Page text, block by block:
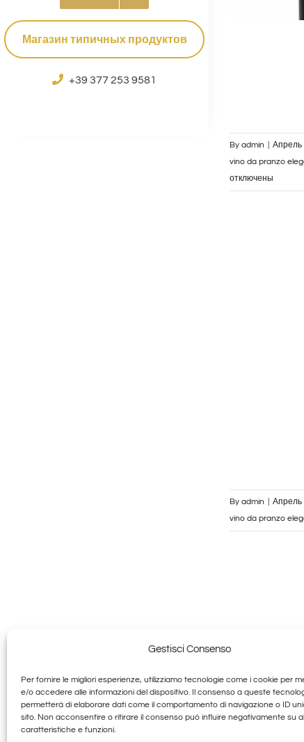
Gestisci Consenso
Per fornire le migliori esperienze, utilizziamo tecnologie come i cookie per
e/o accedere alle informazioni del dispositivo. Il consenso a queste
permetterà di elaborare dati come il comportamento di navigazione o ID
sito. Non acconsentire o ritirare il consenso può influire negativamente su
caratteristiche e funzioni.
Магазин типичных продуктов
+39 377 253 9581
By admin Апрель
vino da pranzo
отключены
By admin Апрель
vino da pranzo
Веселый Тосканский